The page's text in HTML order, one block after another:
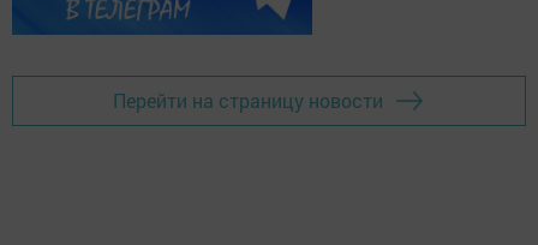
Перейти на страницу новости